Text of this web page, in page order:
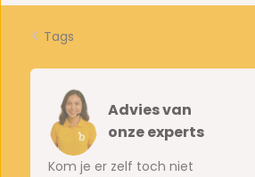
Tags
Advies van
onze experts
Kom je er zelf toch niet